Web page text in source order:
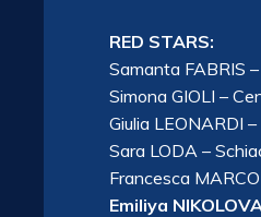
RED STARS:
Samanta FABRIS
Simona GIOLI –
Giulia LEONARDI
Sara LODA –
Francesca
Emiliya